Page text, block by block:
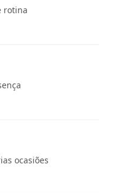
rotina
ocasiões